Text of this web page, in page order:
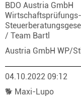
BDO Austria GmbH
/ Team Bartl
Austria GmbH WP/
04.10.2022 09:12
🐕 Maxi-Lupo